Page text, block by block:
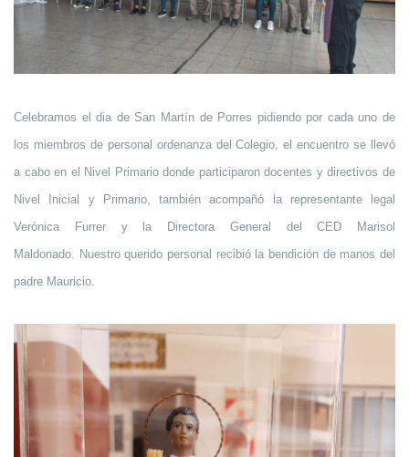
Celebramos el dia de San Martín de Porres pidiendo por cada uno de
los miembros de personal ordenanza del Colegio, el encuentro se llevó
a cabo en el Nivel Primario donde participaron docentes y directivos de
Nivel Inicial y Primario, también acompañó la representante legal
Verónica Furrer y la Directora General del CED Marisol
Maldonado. Nuestro querido personal recibió la bendición de manos del
padre Mauricio.